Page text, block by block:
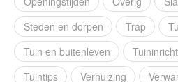
Steden en dorpen
Trap
Tuin en buitenleven
Tuintips
Verhuizing